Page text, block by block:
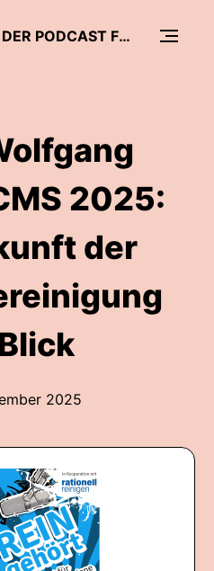
REINGEHÖRT - DER PODCAST FÜR REINIGUNG & HYGIENE
2025:
der
2025